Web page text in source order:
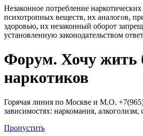
Незаконное потребление наркотических
психотропных веществ, их аналогов,
здоровью, их незаконный оборот
установленную законодательством
Регистрация
Форум. Хочу жить
наркотиков
Горячая линия по Москве и М.О.
зависимостях: наркомания, алкоголизм,
Пропустить